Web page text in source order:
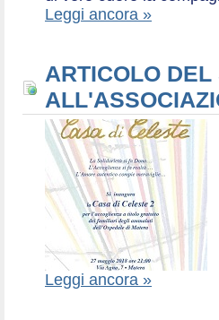
Leggi ancora »
ARTICOLO
Leggi ancora »